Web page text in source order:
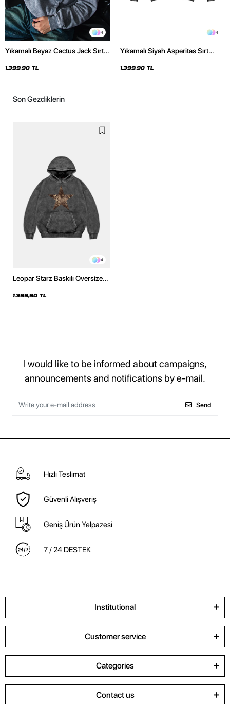
4
Yıkamalı Beyaz Cactus Jack Sırt
1.399,90 TL
4
Yıkamalı Siyah Asperitas Sırt
1.399,90 TL
Son Gezdiklerin
4
Leopar Starz Baskılı Oversize
Siyah Hoodie
1.399,90 TL
I would like to be informed about campaigns,
announcements and notifications by e-mail.
Send
Hızlı Teslimat
Güvenli Alışveriş
Geniş Ürün Yelpazesi
7 / 24 DESTEK
Institutional
Customer service
Categories
Contact us